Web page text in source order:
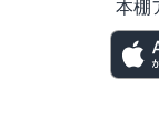
本棚